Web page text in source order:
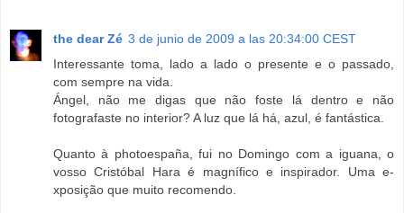
the dear Zé 3 de junio de 2009 a las 20:34:00 CEST
Interessante toma, lado a lado o presente e o passado,
com sempre na vida.
Ángel, não me digas que não foste lá dentro e não
fotografaste no interior? A luz que lá há, azul, é fantástica.
Quanto à photoespaña, fui no Domingo com a iguana, o
vosso Cristóbal Hara é magnífico e inspirador. Uma e-
xposição que muito recomendo.